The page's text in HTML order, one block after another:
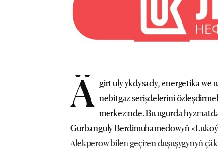
Ä girt uly ykdysady, energetika we
nebitgaz serişdelerini
merkezinde. Bu ugurda
Gurbanguly Berdimuhamedowyň
Alekperow bilen geçiren duşuşygynyň